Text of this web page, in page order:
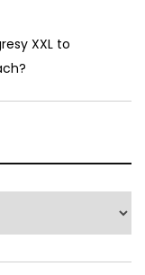
XXL to